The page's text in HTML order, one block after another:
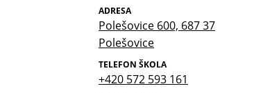
ADRESA
Polešovice 600, 687 37
Polešovice
TELEFON ŠKOLA
+420 572 593 161